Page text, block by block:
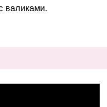
валиками.